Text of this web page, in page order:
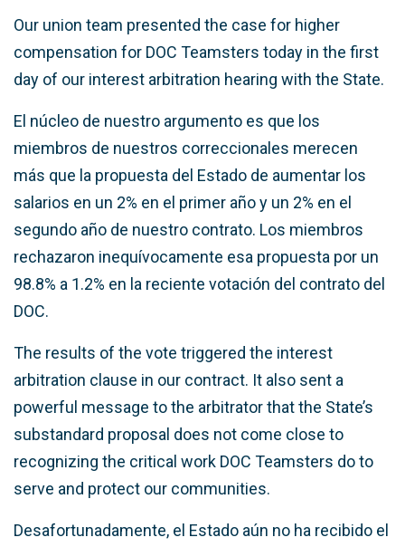
Our union team presented the case for higher
compensation for DOC Teamsters today in the first
day of our interest arbitration hearing with the State.
El núcleo de nuestro argumento es que los
miembros de nuestros correccionales merecen
más que la propuesta del Estado de aumentar los
salarios en un 2% en el primer año y un 2% en el
segundo año de nuestro contrato. Los miembros
rechazaron inequívocamente esa propuesta por un
98.8% a 1.2% en la reciente votación del contrato del
DOC.
The results of the vote triggered the interest
arbitration clause in our contract. It also sent a
powerful message to the arbitrator that the State’s
substandard proposal does not come close to
recognizing the critical work DOC Teamsters do to
serve and protect our communities.
Desafortunadamente, el Estado aún no ha recibido el